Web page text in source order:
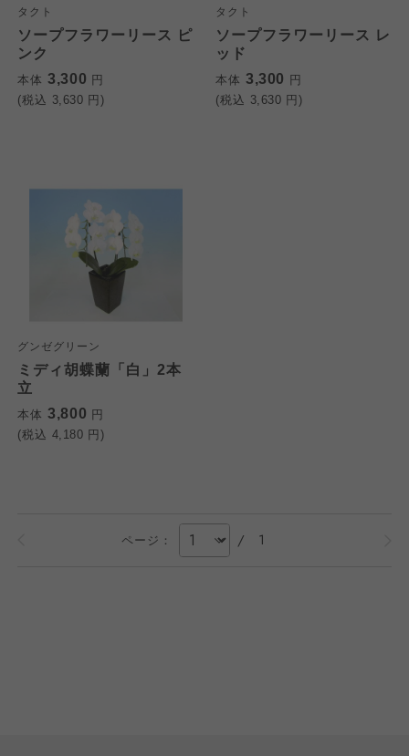
タクト
ソープフラワーリース ピ
ンク
本体 3,300 円
(税込 3,630 円)
タクト
ソープフラワーリース レ
ッド
本体 3,300 円
(税込 3,630 円)
グンゼグリーン
ミディ胡蝶蘭「白」2本
立
本体 3,800 円
(税込 4,180 円)
ページ： / 1